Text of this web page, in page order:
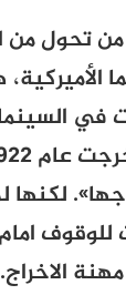
تحول من
في
لكنها
امام
الاخراج.